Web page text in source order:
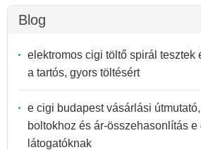
Blog
elektromos cigi töltő spirál tesztek
a tartós, gyors töltésért
e cigi budapest vásárlási
boltokhoz és ár-összehasonlítás
látogatóknak